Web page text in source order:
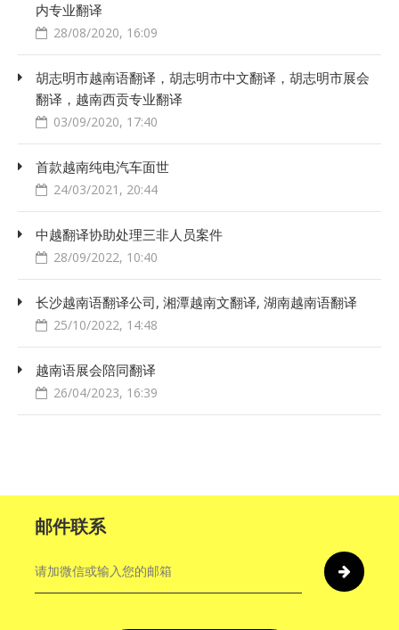
内专业翻译
28/08/2020, 16:09
胡志明市越南语翻译，胡志明市中文翻译，胡志明市展会
翻译，越南西贡专业翻译
03/09/2020, 17:40
首款越南纯电汽车面世
24/03/2021, 20:44
中越翻译协助处理三非人员案件
28/09/2022, 10:40
长沙越南语翻译公司, 湘潭越南文翻译, 湖南越南语翻译
25/10/2022, 14:48
越南语展会陪同翻译
26/04/2023, 16:39
邮件联系